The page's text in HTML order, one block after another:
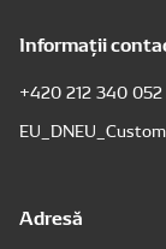
Informații
+420 212 340 052
Adresă